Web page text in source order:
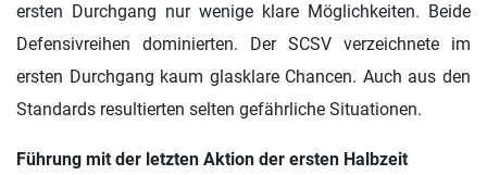
ersten Durchgang nur wenige klare Möglichkeiten. Beide
Defensivreihen dominierten. Der SCSV verzeichnete im
ersten Durchgang kaum glasklare Chancen. Auch aus den
Standards resultierten selten gefährliche Situationen.
Führung mit der letzten Aktion der ersten Halbzeit